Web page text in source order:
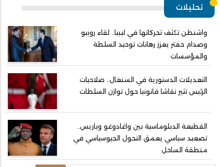
تحليلات
واشنطن تكثف تحركاتها في ليبيا.. لقاء روبيو
وصدام حفتر يعزز رهانات توحيد السلطة
والمؤسسات
التعديلات الدستورية في السنغال.. صلاحيات
الرئيس تثير نقاشا قانونيا حول توازن السلطات
القطيعة الدبلوماسية بين واغادوغو وباريس..
تصعيد سياسي يعمق التحول الجيوسياسي في
منطقة الساحل